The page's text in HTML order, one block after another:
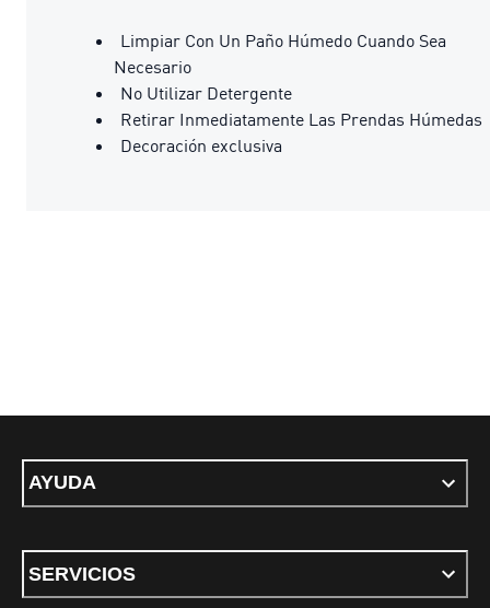
Limpiar Con Un Paño Húmedo Cuando Sea
Necesario
No Utilizar Detergente
Retirar Inmediatamente Las Prendas Húmedas
Decoración exclusiva
AYUDA
SERVICIOS